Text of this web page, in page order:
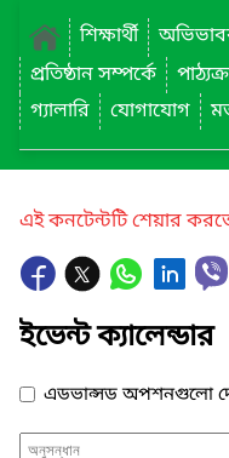
শিক্ষার্থী
প্রতিষ্ঠান সম্পর্কে
গ্যালারি
যোগাযোগ
এই কনটেন্টটি শেয়ার
ইভেন্ট ক্যালেন্ডার
এডভান্সড অপশনগুলো